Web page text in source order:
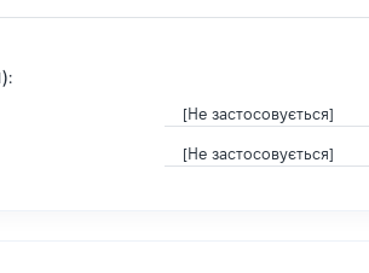
[Не застосовується]
[Не застосовується]